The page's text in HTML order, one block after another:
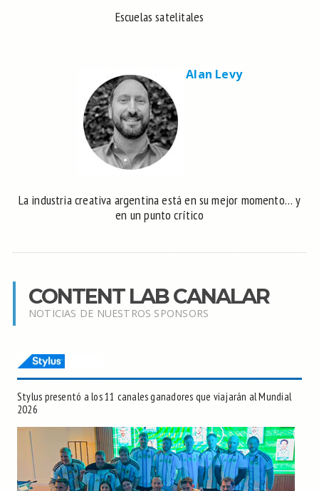
Escuelas satelitales
Alan Levy
La industria creativa argentina está en su mejor momento… y
en un punto crítico
CONTENT LAB CANALAR
NOTICIAS DE NUESTROS SPONSORS
Stylus presentó a los 11 canales ganadores que viajarán al Mundial
2026